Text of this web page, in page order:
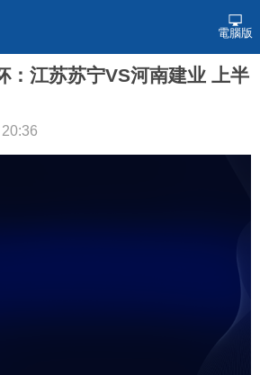
電腦版
：江苏苏宁VS河南建业 上半